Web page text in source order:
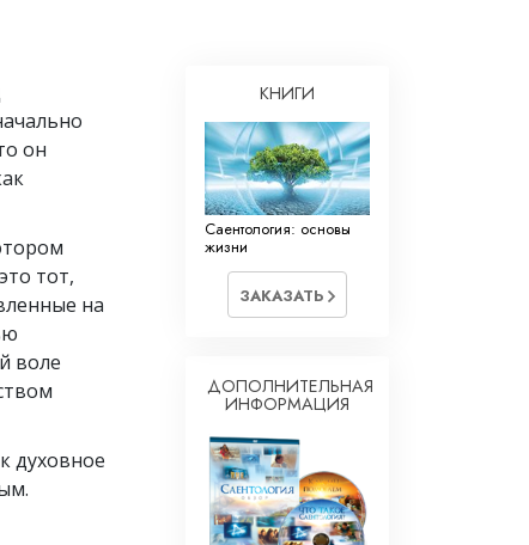
за права человека
по правам
он
тот,
на
воле
духовное
КНИГИ
Саентология: основы
жизни
ЗАКАЗАТЬ
ДОПОЛНИТЕЛЬНАЯ
ИНФОРМАЦИЯ